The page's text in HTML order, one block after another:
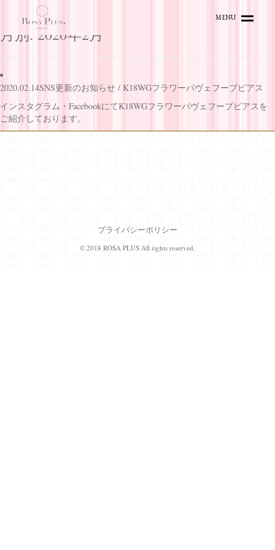
ITEMS
ACCESS
ONLINE SHOP
MENU
月別: 2020年2月
2020.02.14SNS更新のお知らせ / K18WGフラワーパヴェフープピアス
インスタグラム ・ FacebookにてK18WGフラワーパヴェフープピアスを
ご紹介しております。
プライバシーポリシー
© 2018 ROSA PLUS All rights reserved.